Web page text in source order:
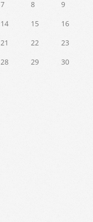
7 8
9
14 15
16
21 22
23
28 29
30